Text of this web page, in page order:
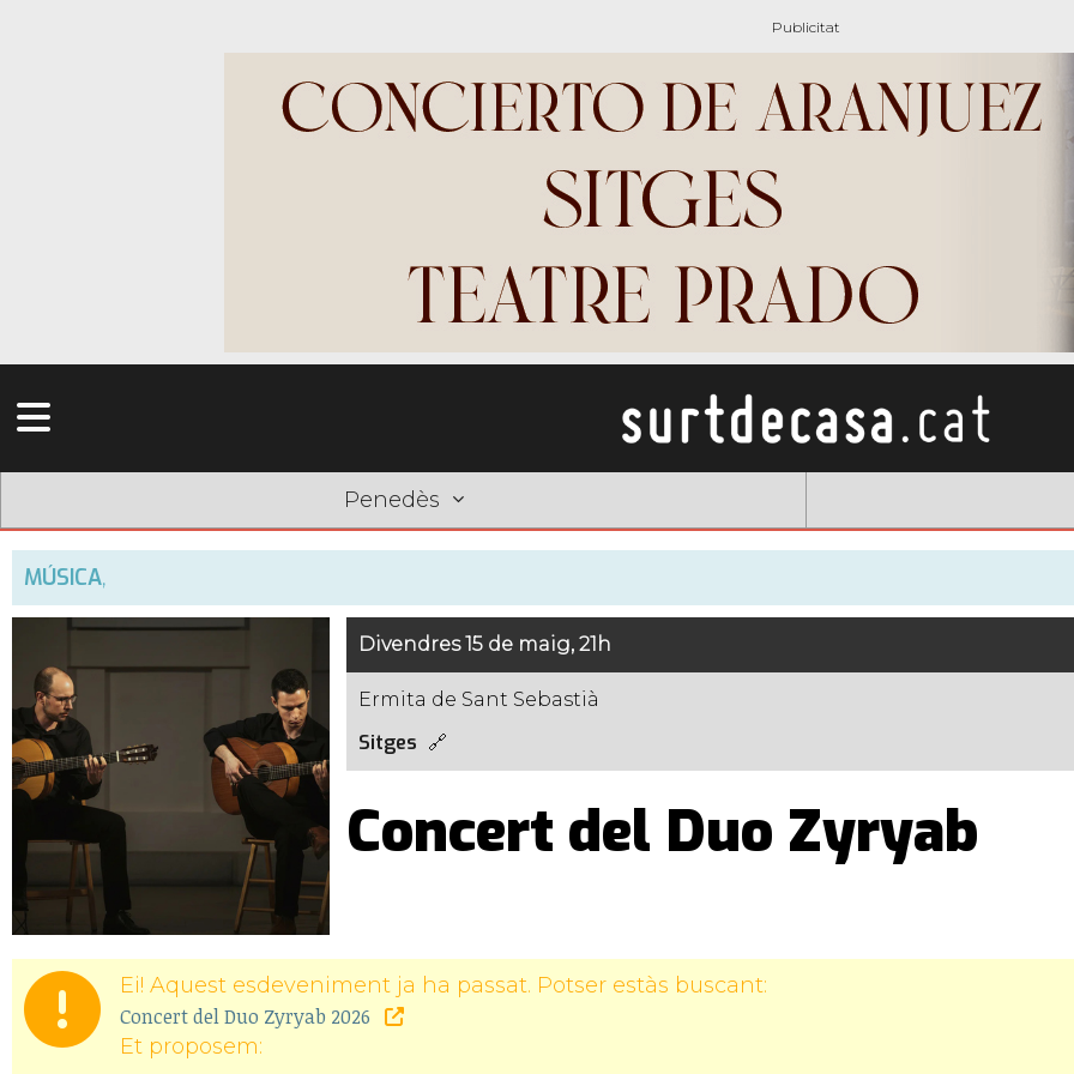
Penedès
MÚSICA,
Divendres 15 de maig, 21h
Ermita de Sant Sebastià
Sitges
Concert del Duo Zyryab
Ei! Aquest esdeveniment ja ha passat. Potser estàs buscant:
Concert del Duo Zyryab 2026
Et proposem: